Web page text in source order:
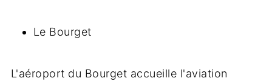
Le Bourget
L'aéroport du Bourget accueille l'aviation